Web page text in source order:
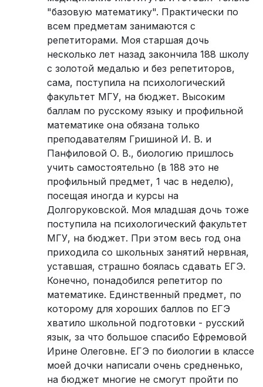
"базовую математику". Практически по
всем предметам занимаются с
репетиторами. Моя старшая дочь
несколько лет назад закончила 188 школу
с золотой медалью и без репетиторов,
сама, поступила на психологический
факультет МГУ, на бюджет. Высоким
баллам по русскому языку и профильной
математике она обязана только
преподавателям Гришиной И. В. и
Панфиловой О. В., биологию пришлось
учить самостоятельно (в 188 это не
профильный предмет, 1 час в неделю),
посещая иногда и курсы на
Долгоруковской. Моя младшая дочь тоже
поступила на психологический факультет
МГУ, на бюджет. При этом весь год она
приходила со школьных занятий нервная,
уставшая, страшно боялась сдавать ЕГЭ.
Конечно, понадобился репетитор по
математике. Единственный предмет, по
которому для хороших баллов по ЕГЭ
хватило школьной подготовки - русский
язык, за что большое спасибо Ефремовой
Ирине Олеговне. ЕГЭ по биологии в классе
моей дочки написали очень средненько,
на бюджет многие не смогут пройти по